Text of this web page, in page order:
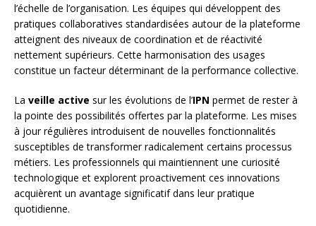
l’échelle de l’organisation. Les équipes qui développent des
pratiques collaboratives standardisées autour de la plateforme
atteignent des niveaux de coordination et de réactivité
nettement supérieurs. Cette harmonisation des usages
constitue un facteur déterminant de la performance collective.
La veille active sur les évolutions de l’IPN permet de rester à
la pointe des possibilités offertes par la plateforme. Les mises
à jour régulières introduisent de nouvelles fonctionnalités
susceptibles de transformer radicalement certains processus
métiers. Les professionnels qui maintiennent une curiosité
technologique et explorent proactivement ces innovations
acquièrent un avantage significatif dans leur pratique
quotidienne.